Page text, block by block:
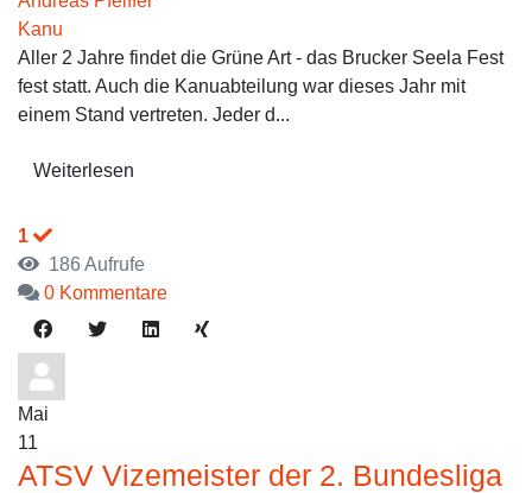
Kanu
Aller 2 Jahre findet die Grüne Art - das Brucker Seela Fest
fest statt. Auch die Kanuabteilung war dieses Jahr mit
einem Stand vertreten. Jeder d...
Weiterlesen
1
186 Aufrufe
0 Kommentare
Mai
11
ATSV Vizemeister der 2. Bundesliga